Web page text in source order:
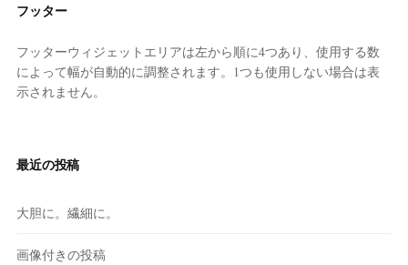
ビ
ゲ
ー
ョ
ン
フッター
フッターウィジェットエリアは左から順に4つあり、使用する数
によって幅が自動的に調整されます。1つも使用しない場合は表
示されません。
最近の投稿
大胆に。繊細に。
画像付きの投稿